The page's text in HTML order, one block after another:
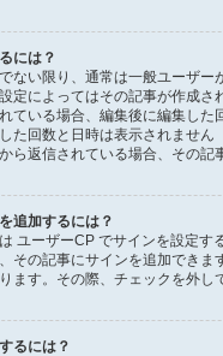
には？
ない限り、通常は一般ユーザ
定によってはその記事が作成
ている場合、編集後に編集し
た回数と日時は表示されませ
ら返信されている場合、その記
追加するには？
ユーザーCP でサインを設定す
その記事にサインを追加できま
ます。その際、チェックを外し
るには？